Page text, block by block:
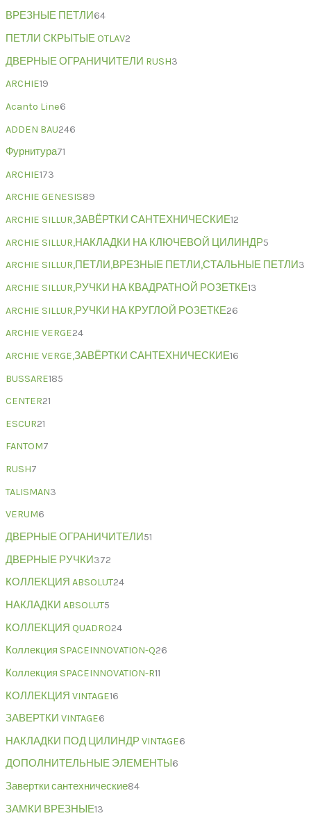
ВРЕЗНЫЕ ПЕТЛИ64
ПЕТЛИ СКРЫТЫЕ OTLAV2
ДВЕРНЫЕ ОГРАНИЧИТЕЛИ RUSH3
ARCHIE19
Acanto Line6
ADDEN BAU246
Фурнитура71
ARCHIE173
ARCHIE GENESIS89
ARCHIE SILLUR,ЗАВЁРТКИ САНТЕХНИЧЕСКИЕ12
ARCHIE SILLUR,НАКЛАДКИ НА КЛЮЧЕВОЙ ЦИЛИНДР5
ARCHIE SILLUR,ПЕТЛИ,ВРЕЗНЫЕ ПЕТЛИ,СТАЛЬНЫЕ ПЕТЛИ3
ARCHIE SILLUR,РУЧКИ НА КВАДРАТНОЙ РОЗЕТКЕ13
ARCHIE SILLUR,РУЧКИ НА КРУГЛОЙ РОЗЕТКЕ26
ARCHIE VERGE24
ARCHIE VERGE,ЗАВЁРТКИ САНТЕХНИЧЕСКИЕ16
BUSSARE185
CENTER21
ESCUR21
FANTOM7
RUSH7
TALISMAN3
VERUM6
ДВЕРНЫЕ ОГРАНИЧИТЕЛИ51
ДВЕРНЫЕ РУЧКИ372
КОЛЛЕКЦИЯ ABSOLUT24
НАКЛАДКИ ABSOLUT5
КОЛЛЕКЦИЯ QUADRO24
Коллекция SPACEINNOVATION-Q26
Коллекция SPACEINNOVATION-R11
КОЛЛЕКЦИЯ VINTAGE16
ЗАВЕРТКИ VINTAGE6
НАКЛАДКИ ПОД ЦИЛИНДР VINTAGE6
ДОПОЛНИТЕЛЬНЫЕ ЭЛЕМЕНТЫ6
Завертки сантехнические84
ЗАМКИ ВРЕЗНЫЕ13